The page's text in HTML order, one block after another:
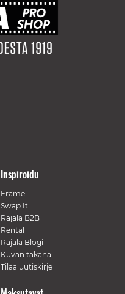
Inspiroidu
Frame
Swap It
Rajala B2B
Rental
Rajala Blogi
Kuvan takana
Tilaa uutiskirje